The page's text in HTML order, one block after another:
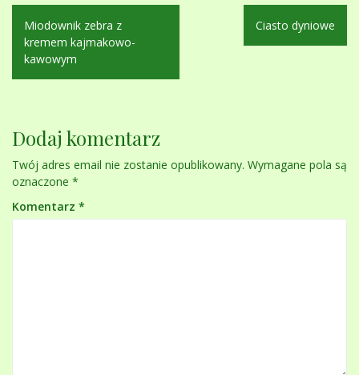
Nawigacja
wpisu
Miodownik zebra z
kremem kajmakowo-
kawowym
Ciasto dyniowe
Dodaj komentarz
Twój adres email nie zostanie opublikowany. Wymagane pola są
oznaczone *
Komentarz *